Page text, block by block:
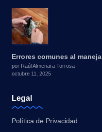
Errores comunes al
por Raúl Almenara Torrosa
octubre 11, 2025
Legal
Política de Privacidad